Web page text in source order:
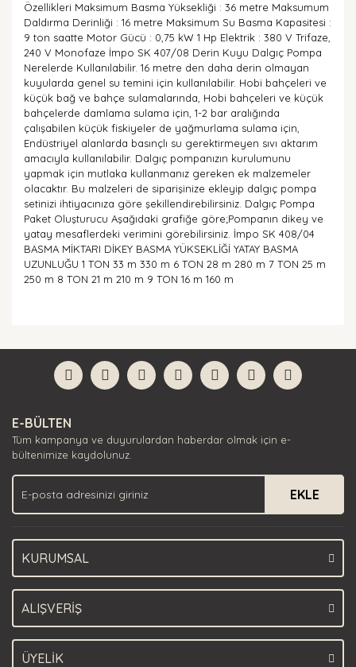
Özellikleri Maksimum Basma Yüksekliği : 36 metre Maksumum
Daldırma Derinliği : 16 metre Maksimum Su Basma Kapasitesi :
9 ton saatte Motor Gücü : 0,75 kW 1 Hp Elektrik : 380 V Trifaze,
240 V Monofaze İmpo SK 407/08 Derin Kuyu Dalgıç Pompa
Nerelerde Kullanılabilir. 16 metre den daha derin olmayan
kuyularda genel su temini için kullanılabilir. Hobi bahçeleri ve
küçük bağ ve bahçe sulamalarında, Hobi bahçeleri ve küçük
bahçelerde damlama sulama için, 1-2 bar aralığında
çalışabilen küçük fiskiyeler de yağmurlama sulama için,
Endüstriyel alanlarda basınçlı su gerektirmeyen sıvı aktarım
amacıyla kullanılabilir. Dalgıç pompanızın kurulumunu
yapmak için mutlaka kullanmanız gereken ek malzemeler
olacaktır. Bu malzeleri de siparişinize ekleyip dalgıç pompa
setinizi ihtiyacınıza göre şekillendirebilirsiniz. Dalgıç Pompa
Paket Oluşturucu Aşağıdaki grafiğe göre;Pompanın dikey ve
yatay mesaflerdeki verimini görebilirsiniz. İmpo SK 408/04
BASMA MİKTARI DİKEY BASMA YÜKSEKLİĞİ YATAY BASMA
UZUNLUĞU 1 TON 33 m 330 m 6 TON 28 m 280 m 7 TON 25 m
250 m 8 TON 21 m 210 m 9 TON 16 m 160 m
Yorum Yaz
formunu kullanarak tarafımıza iletebilirsiniz.
Görüş ve önerileriniz için teşekkür ederiz.
Ürün açıklamasında eksik bilgiler bulunuyor.
Ürün bilgilerinde hatalar bulunuyor.
Ürün fiyatı diğer sitelerden daha pahalı.
Bu ürüne benzer farklı alternatifler olmalı.
E-BÜLTEN
Tüm kampanya ve duyurulardan haberdar olmak için e-
bültenimize kaydolunuz.
EKLE
KURUMSAL
ALIŞVERİŞ
ÜYELİK